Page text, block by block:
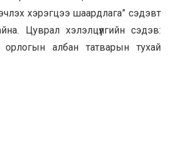
хэрэгцээ шаардлага” сэдэвт
Цуврал хэлэлцүүлгийн сэдэв:
албан татварын тухай